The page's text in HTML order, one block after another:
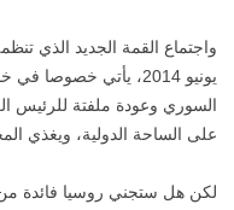
واجتماع القمة الجديد الذي
يونيو 2014، يأتي
السوري وعودة ملفتة للرئيس
على الساحة الدولية، ويغذي
لكن هل ستجني روسيا فائدة